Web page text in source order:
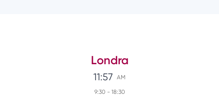
Londra
11:57 AM
9:30 - 18:30